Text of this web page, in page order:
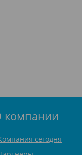
компании
сегодня